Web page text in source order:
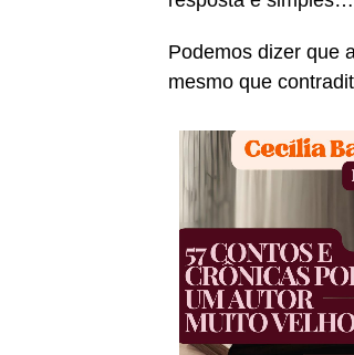
Podemos dizer que
mesmo que